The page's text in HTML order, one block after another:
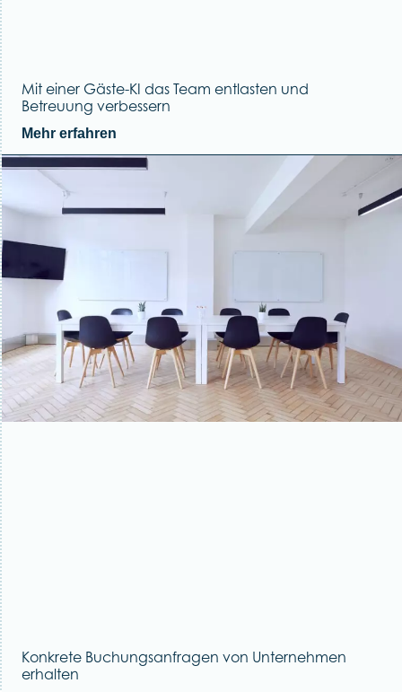
Mit einer Gäste-KI das Team entlasten und
Betreuung verbessern
Mehr erfahren
Konkrete Buchungsanfragen von Unternehmen
erhalten